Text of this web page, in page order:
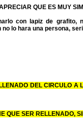
QUE ES MUY
con lapiz de grafito,
lo hara una persona,
DEL CIRCULO A
QUE SER RELLENADO,